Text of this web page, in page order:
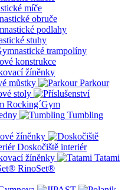
míče
obruče
podlahy
stuhy
trampolíny
konstrukce
žíněnky
můstky
Parkour
stoly
Rocking´Gym
Tumbling
žíněnky
Doskočiště interiér
žíněnky
Tatami
RinoSet®